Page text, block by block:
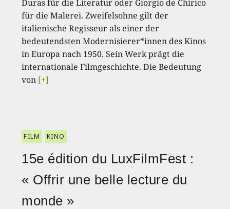
Duras für die Literatur oder Giorgio de Chirico
für die Malerei. Zweifelsohne gilt der
italienische Regisseur als einer der
bedeutendsten Modernisierer*innen des Kinos
in Europa nach 1950. Sein Werk prägt die
internationale Filmgeschichte. Die Bedeutung
von [+]
FILM KINO
15e édition du LuxFilmFest :
« Offrir une belle lecture du
monde »